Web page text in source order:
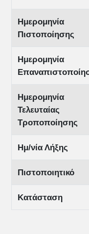
Ημερομηνία
Πιστοποίησης
Ημερομηνία
Ημερομηνία
Τελευταίας
Τροποποίησης
Ημ/νία Λήξης
Πιστοποιητικό
Κατάσταση